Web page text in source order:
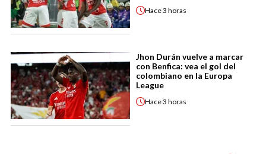
Hace3 horas
Jhon Durán vuelve a marcar
con Benfica: vea el gol del
colombiano en la Europa
League
Hace3 horas